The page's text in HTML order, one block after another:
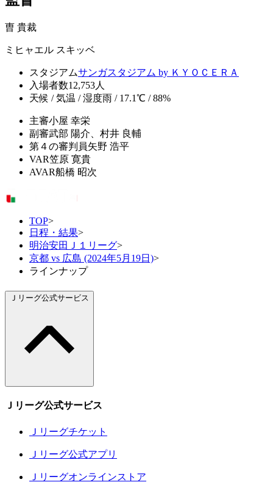
曺 貴裁
ミヒャエル スキッベ
スタジアムサンガスタジアム by ＫＹＯＣＥＲＡ
入場者数12,753人
天候 / 気温 / 湿度雨 / 17.1℃ / 88%
主審小屋 幸栄
副審武部 陽介、村井 良輔
第４の審判員矢野 浩平
VAR笠原 寛貴
AVAR船橋 昭次
TOP>
日程・結果>
明治安田Ｊ１リーグ>
京都 vs 広島 (2024年5月19日)>
ラインナップ
Ｊリーグ公式サービス
Ｊリーグ公式サービス
Ｊリーグチケット
Ｊリーグ公式アプリ
Ｊリーグオンラインストア